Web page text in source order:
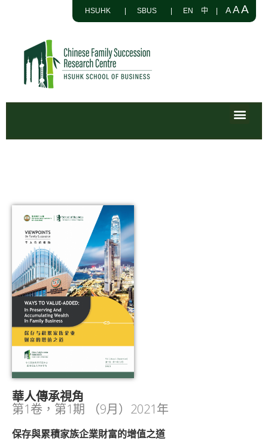
HSUHK SBUS EN 中 AAA
華人傳承視角
第1卷，第1期 （9月）2021年
保存與累積家族企業財富的增值之道